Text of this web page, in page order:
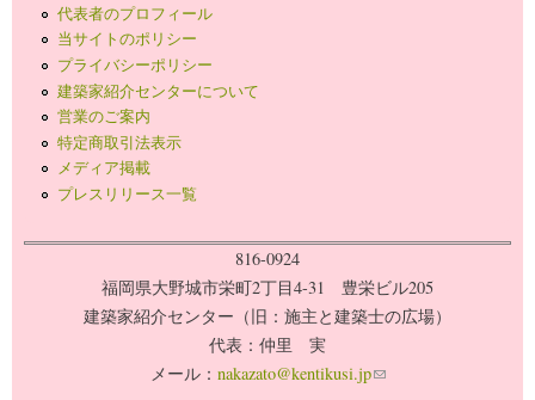
代表者のプロフィール
当サイトのポリシー
プライバシーポリシー
建築家紹介センターについて
営業のご案内
特定商取引法表示
メディア掲載
プレスリリース一覧
816-0924
福岡県大野城市栄町2丁目4-31 豊栄ビル205
建築家紹介センター（旧：施主と建築士の広場）
代表：仲里 実
メール： nakazato@kentikusi.jp(link sends e-mail)